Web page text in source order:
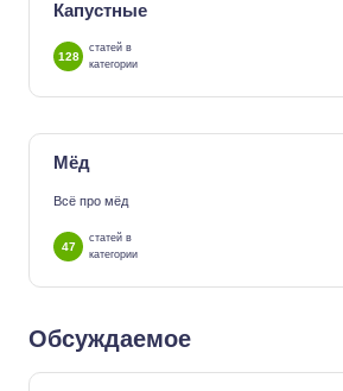
Капустные
128
статей в
категории
Мёд
Всё про мёд
47
статей в
категории
Обсуждаемое